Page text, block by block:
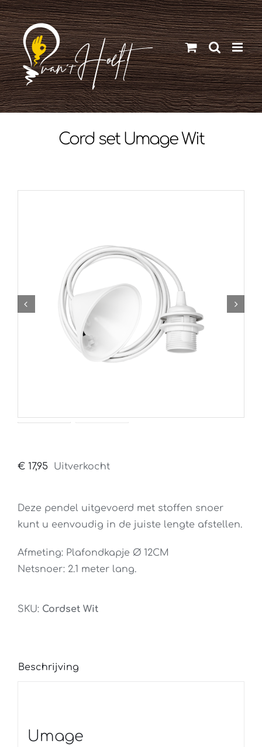
Ga
naar
inhoud
Cord set Umage Wit
€ 17,95 Uitverkocht
Deze pendel uitgevoerd met stoffen snoer
kunt u eenvoudig in de juiste lengte afstellen.
Afmeting: Plafondkapje Ø 12CM
Netsnoer: 2.1 meter lang.
SKU: Cordset Wit
Beschrijving
Umage